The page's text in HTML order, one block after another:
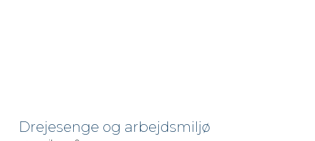
Drejesenge og arbejdsmiljø